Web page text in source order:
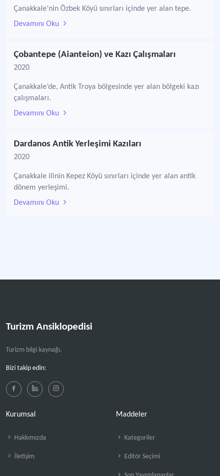
Çanakkale’nin Özbek Köyü sınırları içinde yer alan tepe.
Devamını Oku
Çobantepe (Aianteion) ve Kazı Çalışmaları
2020
Çanakkale’de, Antik Troya bölgesinde yer alan bölgeki kazı
çalışmaları.
Devamını Oku
Dardanos Antik Yerleşimi Kazıları
2020
Çanakkale ilinin Kepez Köyü sınırları içinde yer alan antik
dönem yerleşimi.
Devamını Oku
Turizm Ansiklopedisi
Turizm bilgi kaynağı.
Bizi takip edin:
Kurumsal
Hakkımızda
İletişim
Maddeler
Kategoriler
Editör Seçimi